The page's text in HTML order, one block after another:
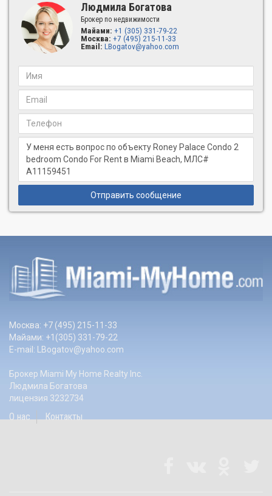
Людмила Богатова
Брокер по недвижимости
Майами: +1 (305) 331-79-22
Москва: +7 (495) 215-11-33
Email: LBogatov@yahoo.com
Отправить сообщение
Москва: +7 (495) 215-11-33
Майами: +1(305) 331-79-22
E-mail: LBogatov@yahoo.com
Брокер Miami My Home Realty Inc.
Людмила Богатова
лицензия 3232734
О нас Контакты